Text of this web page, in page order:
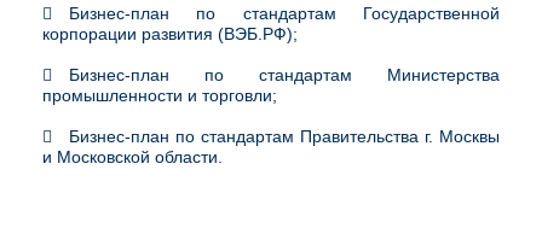
Бизнес-план по стандартам Государственной
корпорации развития (ВЭБ.РФ);
Бизнес-план по стандартам Министерства
промышленности и торговли;
Бизнес-план по стандартам Правительства г. Москвы
и Московской области.